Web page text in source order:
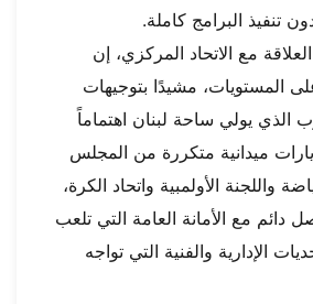
تنفيذ البرامج كاملة.
مع الاتحاد المركزي، إن
المستويات، مشيدًا بتوجيهات
الذي يولي ساحة لبنان اهتماماً
ميدانية متكررة من المجلس
واللجنة الأولمبية واتحاد الكرة،
دائم مع الأمانة العامة التي تلعب
الإدارية والفنية التي تواجه